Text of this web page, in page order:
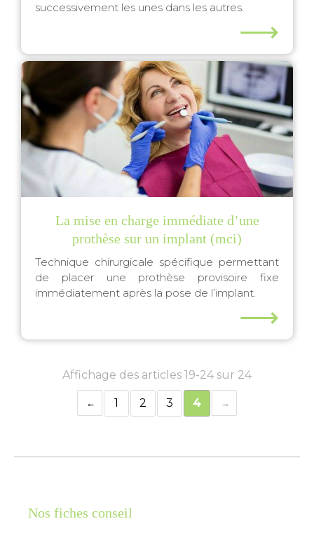
successivement les unes dans les autres.
⟶
La mise en charge immédiate d’une
prothèse sur un implant (mci)
Technique chirurgicale spécifique permettant
de placer une prothèse provisoire fixe
immédiatement après la pose de l’implant.
⟶
Affichage des articles 19-24 sur 24
1 2 3 4
Nos fiches conseil